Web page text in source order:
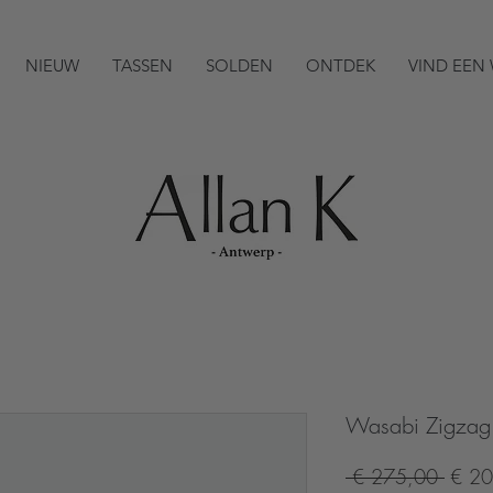
NIEUW TASSEN SOLDEN ONTDEK VIND EEN
Wasabi Zigzag
€ 275,00 €